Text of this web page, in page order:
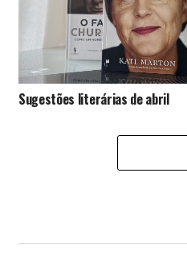
Sugestões literárias de abril